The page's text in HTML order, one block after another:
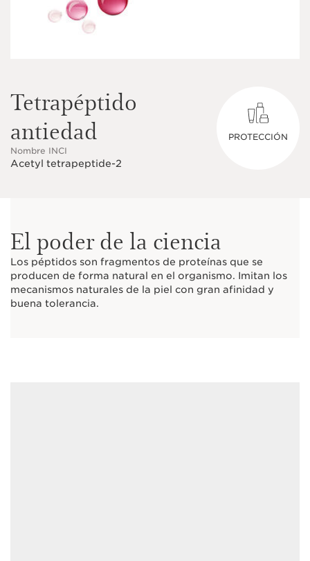
Tetrapéptido
antiedad
Nombre INCI
Acetyl tetrapeptide-2
PROTECCIÓN
El poder de la ciencia
Los péptidos son fragmentos de proteínas que se
producen de forma natural en el organismo. Imitan los
mecanismos naturales de la piel con gran afinidad y
buena tolerancia.